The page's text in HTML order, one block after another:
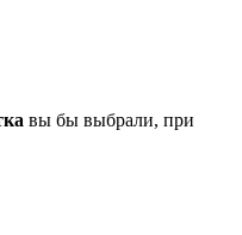
вы бы выбрали, при